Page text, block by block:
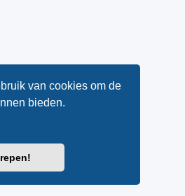
van cookies om de
bieden.